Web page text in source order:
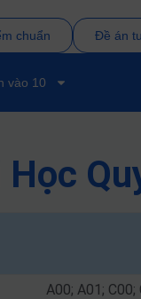
chuẩn Đề án
vào 10
A00; A01; C00;